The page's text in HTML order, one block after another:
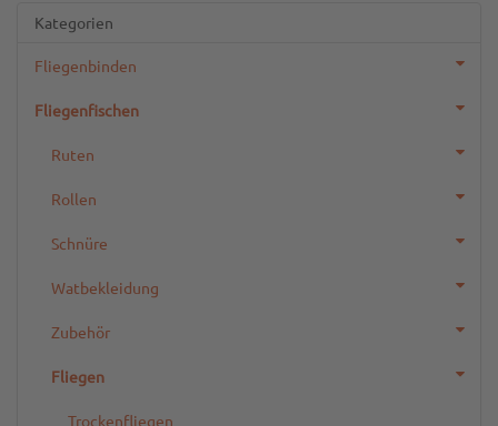
Kategorien
Fliegenbinden
Fliegenfischen
Ruten
Rollen
Schnüre
Watbekleidung
Zubehör
Fliegen
Trockenfliegen